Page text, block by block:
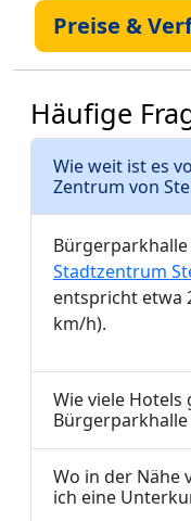
Preise &
Häufige
Wie weit ist es
Zentrum von
Stadtzentrum
entspricht etwa
km/h).
Wie viele Hotels
Bürgerparkhalle
Wo in der Nähe
ich eine